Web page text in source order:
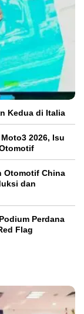
Kedua di Italia
2026, Isu
Otomotif China
dan
Perdana
Flag